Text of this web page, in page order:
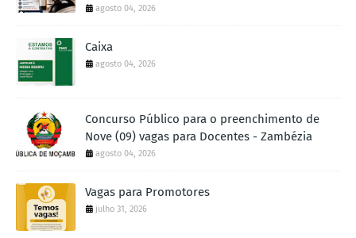
agosto 04, 2026
Caixa
agosto 04, 2026
Concurso Público para o preenchimento de
Nove (09) vagas para Docentes - Zambézia
agosto 04, 2026
Vagas para Promotores
julho 31, 2026